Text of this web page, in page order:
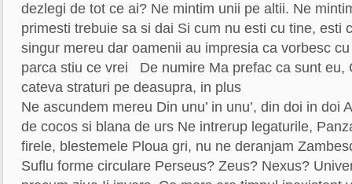
dezlegi de tot ce ai? Ne mintim unii pe altii. Ne
primesti trebuie sa si dai Si cum nu esti cu tine, esti
singur mereu dar oamenii au impresia ca vorbesc
parca stiu ce vrei De numire Ma prefac ca sunt eu,
cateva straturi pe deasupra, in plus
Ne ascundem mereu Din unu’ in unu’, din doi in doi
de cocos si blana de urs Ne intrerup legaturile,
firele, blestemele Ploua gri, nu ne deranjam
Suflu forme circulare Perseus? Zeus? Nexus?